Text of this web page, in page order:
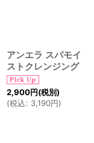
アンエラ スパモイ
ストクレンジング
2,900円(税別)
(税込: 3,190円)